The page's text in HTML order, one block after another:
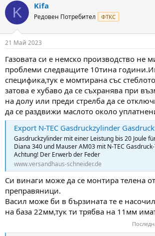
c
i
s
K Kifa
Редовен Потребител ФТКС
21 Май 2023
Газовата си е немско производство не
проблеми следващите 10тина
специфика,тук е момтирана със
затова е хубаво да се съхранява при
на долу или преди стрелба да се
да се раздвижи маслото около
Export N-TEC Gasdruckzylinder
Gasdruckzylinder mit einer Leistung bis 20 Joule
Diana 340 und Mauser AM03 mit N-TEC
Achtung! Der Erwerb der Feder
www.versandhaus-schneider.de
Си винаги може да се монтира телена
преправяници.
Васил може би в бързината те е
на база 22мм,тук ти трябва на 11мм